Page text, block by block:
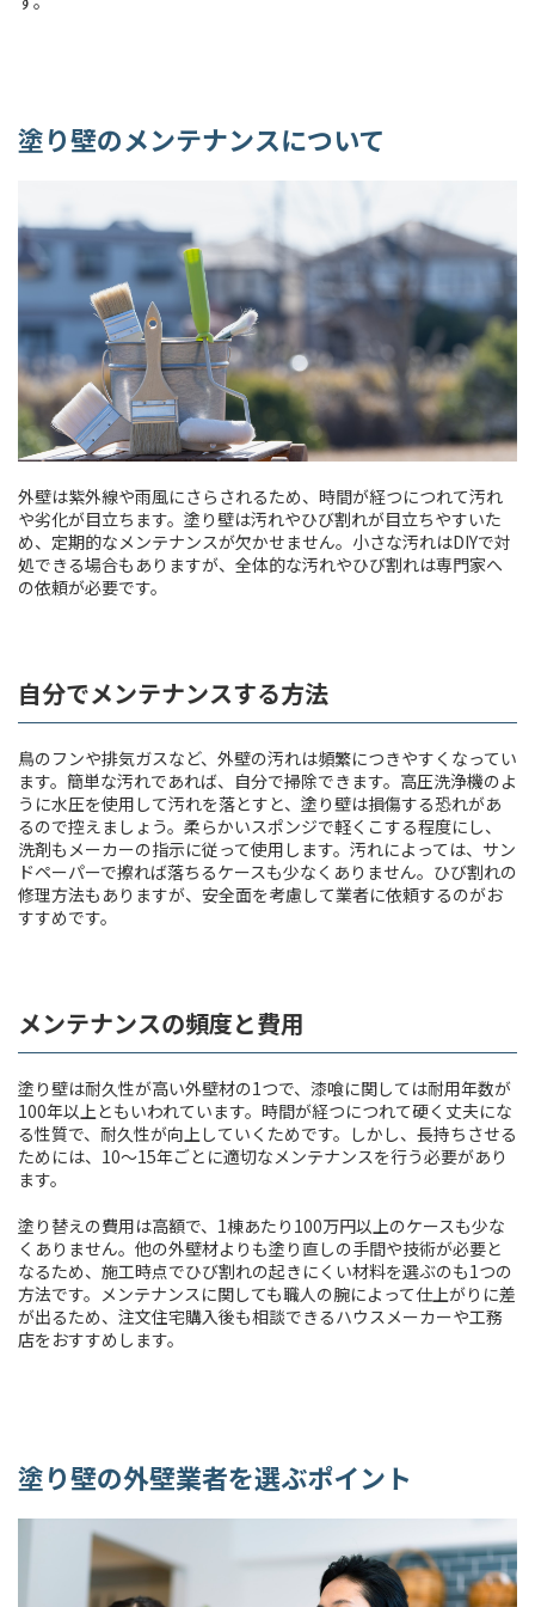
塗り壁のメンテナンスについて
外壁は紫外線や雨風にさらされるため、時間が経つにつれて汚れ
や劣化が目立ちます。塗り壁は汚れやひび割れが目立ちやすいた
め、定期的なメンテナンスが欠かせません。小さな汚れはDIYで対
処できる場合もありますが、全体的な汚れやひび割れは専門家へ
の依頼が必要です。
自分でメンテナンスする方法
鳥のフンや排気ガスなど、外壁の汚れは頻繁につきやすくなってい
ます。簡単な汚れであれば、自分で掃除できます。高圧洗浄機のよ
うに水圧を使用して汚れを落とすと、塗り壁は損傷する恐れがあ
るので控えましょう。柔らかいスポンジで軽くこする程度にし、
洗剤もメーカーの指示に従って使用します。汚れによっては、サン
ドペーパーで擦れば落ちるケースも少なくありません。ひび割れの
修理方法もありますが、安全面を考慮して業者に依頼するのがお
すすめです。
メンテナンスの頻度と費用
塗り壁は耐久性が高い外壁材の1つで、漆喰に関しては耐用年数が
100年以上ともいわれています。時間が経つにつれて硬く丈夫にな
る性質で、耐久性が向上していくためです。しかし、長持ちさせる
ためには、10〜15年ごとに適切なメンテナンスを行う必要があり
ます。
塗り替えの費用は高額で、1棟あたり100万円以上のケースも少な
くありません。他の外壁材よりも塗り直しの手間や技術が必要と
なるため、施工時点でひび割れの起きにくい材料を選ぶのも1つの
方法です。メンテナンスに関しても職人の腕によって仕上がりに差
が出るため、注文住宅購入後も相談できるハウスメーカーや工務
店をおすすめします。
塗り壁の外壁業者を選ぶポイント